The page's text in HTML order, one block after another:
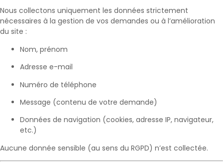
Nous collectons uniquement les données strictement
nécessaires à la gestion de vos demandes ou à l’amélioration
du site :
Nom, prénom
Adresse e-mail
Numéro de téléphone
Message (contenu de votre demande)
Données de navigation (cookies, adresse IP, navigateur,
etc.)
Aucune donnée sensible (au sens du RGPD) n’est collectée.